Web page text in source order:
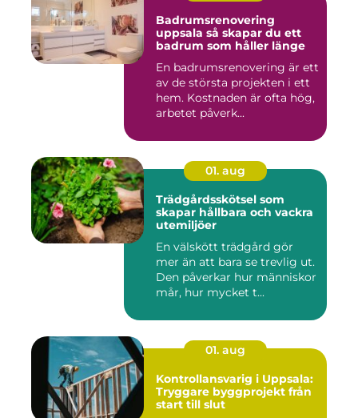
Badrumsrenovering
uppsala så skapar du ett
badrum som håller länge
En badrumsrenovering är ett
av de största projekten i ett
hem. Kostnaden är ofta hög,
arbetet påverk...
01. aug
Trädgårdsskötsel som
skapar hållbara och vackra
utemiljöer
En välskött trädgård gör
mer än att bara se trevlig ut.
Den påverkar hur människor
mår, hur mycket t...
01. aug
Kontrollansvarig i Uppsala:
Tryggare byggprojekt från
start till slut